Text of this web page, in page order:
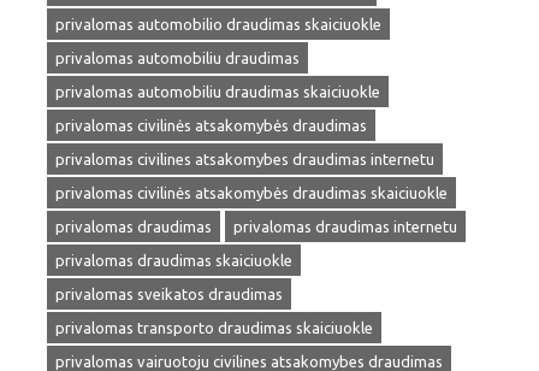
privalomas automobilio draudimas skaiciuokle
privalomas automobiliu draudimas
privalomas automobiliu draudimas skaiciuokle
privalomas civilinės atsakomybės draudimas
privalomas civilines atsakomybes draudimas internetu
privalomas civilinės atsakomybės draudimas skaiciuokle
privalomas draudimas
privalomas draudimas internetu
privalomas draudimas skaiciuokle
privalomas sveikatos draudimas
privalomas transporto draudimas skaiciuokle
privalomas vairuotoju civilines atsakomybes draudimas